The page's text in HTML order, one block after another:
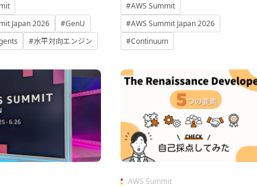
Japan 2026
#GenU
#水平対向エンジン
#AWS Summit
#AWS Summit Japan 2026
#Continuum
AWS Summit